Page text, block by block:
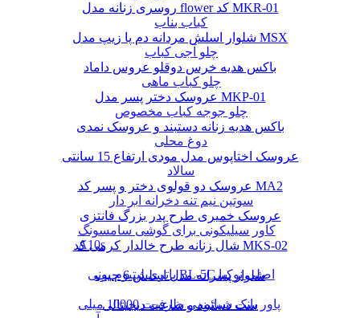
کباب بناب
چلو آجی کباب
چلو کباب ماهی
چلو جوجه کباب مخصوص
دوغ محلی
سالاد
سوتین نیم تنه دخرانه ابر دار
کاور سیلیکونی برای گوشی سامسونگ
A10s
باتری لیتیوم یونی BL-5C اصلی نوکیا
پاور بانک شیائومی ظرفیت 10000 میلی
روسری زنانه مدل flower کد MKR-01
شلوار اسلش مردانه دم پا زیپ مدل MSX
باکس هدیه خرس دوقلو عروس داماد
عروسک دختر پسر مدل MKP-01
باکس هدیه زنانه دستبند و عروسک نمدی
عروسک اختاپوس مدل مودی ارتفاع 15 سانتی
عروسک دو قولوی دختر و پسر کد MA2
عروسک خمیری طرح پدر بزرگ فانتزی
شال زنانه طرح خالدار کرمی کد MKS-02
شلوار پسرانه مدل اسلش 6 جیب
ست دستبند و ساعت دیجیتالی